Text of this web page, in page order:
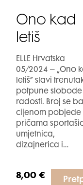
Ono kad
letiš
ELLE Hrvatska
05/2024 – „Ono
letiš” slavi
potpune slobode
radosti. Broj se
cijenom pobjede
pričama
umjetnica,
dizajnerica i…
8,00 €